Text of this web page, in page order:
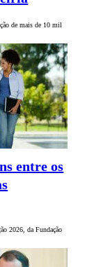
de mais de 10 mil
entre os
2026, da Fundação